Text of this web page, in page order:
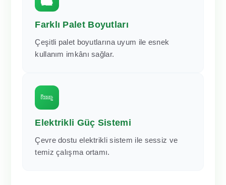
Farklı Palet Boyutları
Çeşitli palet boyutlarına uyum ile esnek
kullanım imkânı sağlar.
Elektrikli Güç Sistemi
Çevre dostu elektrikli sistem ile sessiz ve
temiz çalışma ortamı.